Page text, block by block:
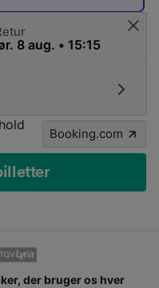
Booking.com
der bruger os hver